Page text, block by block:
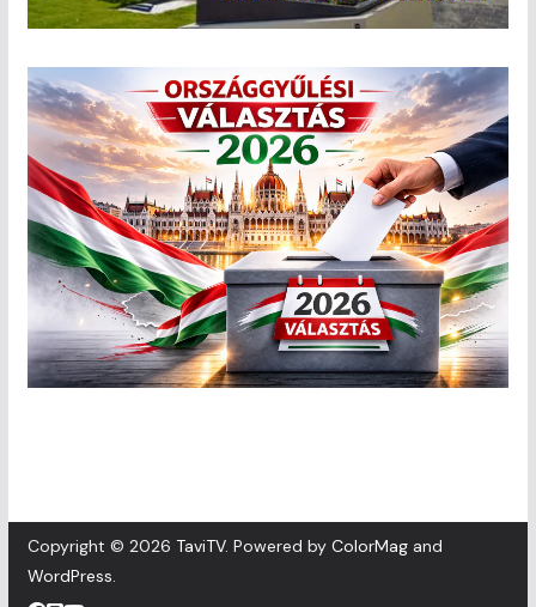
Copyright © 2026 TaviTV. Powered by ColorMagand
WordPress.